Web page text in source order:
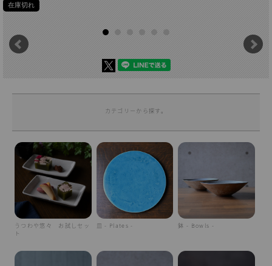
在庫切れ
カテゴリーから探す。
うつわや悠々 お試しセッ
ト
皿 - Plates - 鉢 - Bowls -